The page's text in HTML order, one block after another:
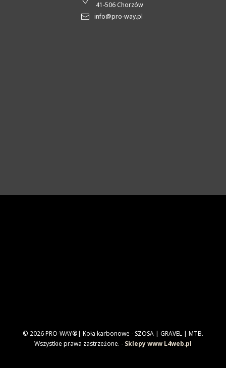
41-506 Chorzów
info@pro-way.pl
© 2026 PRO-WAY®| Koła karbonowe - SZOSA | GRAVEL | MTB.
Wszystkie prawa zastrzeżone. - Sklepy www L4web.pl